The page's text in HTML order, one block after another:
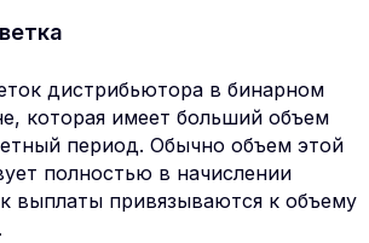
дистрибьютора в бинарном
которая имеет больший объем
период. Обычно объем этой
полностью в начислении
выплаты привязываются к объему